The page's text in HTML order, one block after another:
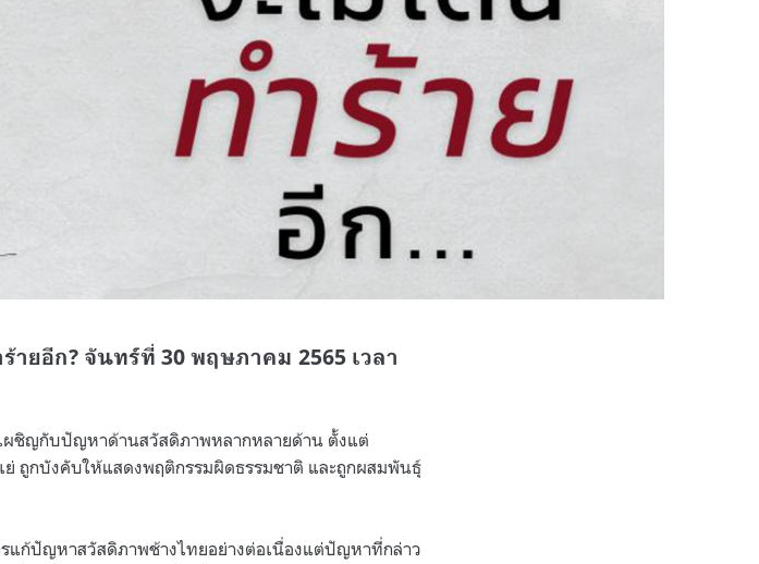
ร้ายอีก? จันทร์ที่ 30 พฤษภาคม 2565 เวลา
ผชิญกับปัญหาด้านสวัสดิภาพหลากหลายด้าน ตั้งแต่
ถูกบังคับให้แสดงพฤติกรรมผิดธรรมชาติ และถูกผสมพันธุ์
แก้ปัญหาสวัสดิภาพช้างไทยอย่างต่อเนื่องแต่ปัญหาที่กล่าว